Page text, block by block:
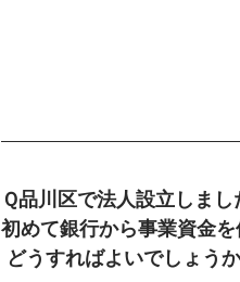
Ｑ品川区で法人設立しま
初めて銀行から事業資金
どうすればよいでしょうか